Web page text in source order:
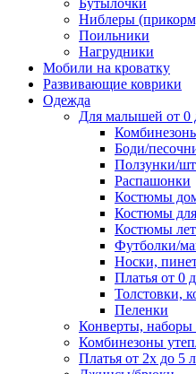
Ниблеры
Поильники
Нагрудники
Мобили на кроватку
Развивающие коврики
Одежда
Для малышей от 0
Боди/
Ползунки/
Распашонки
Костюмы
Костюмы
Костюмы
Футболки/
Носки,
Платья от 0
Толстовки,
Пеленки
Конверты,
Комбинезоны
Платья от 2х до 5